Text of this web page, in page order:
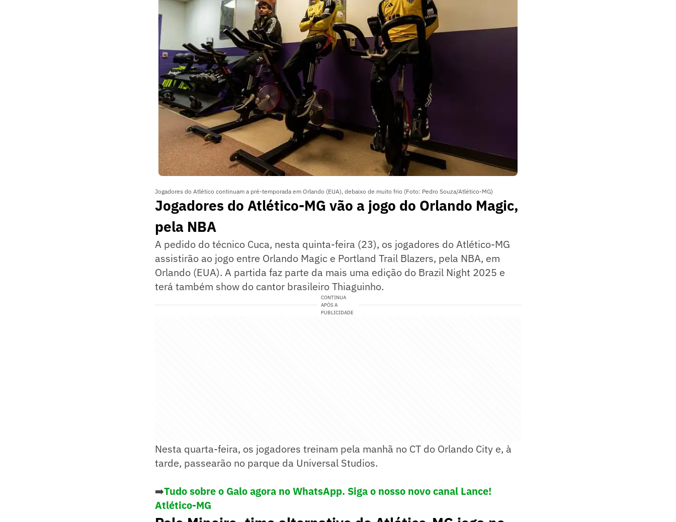
Jogadores do Atlético continuam a pré-temporada em Orlando (EUA), debaixo de muito frio (Foto: Pedro Souza/Atlético-MG)
Jogadores do Atlético-MG vão a jogo do Orlando Magic,
pela NBA
A pedido do técnico Cuca, nesta quinta-feira (23), os jogadores do Atlético-MG
assistirão ao jogo entre Orlando Magic e Portland Trail Blazers, pela NBA, em
Orlando (EUA). A partida faz parte da mais uma edição do Brazil Night 2025 e
terá também show do cantor brasileiro Thiaguinho.
CONTINUA
APÓS A
PUBLICIDADE
Nesta quarta-feira, os jogadores treinam pela manhã no CT do Orlando City e, à
tarde, passearão no parque da Universal Studios.
➡️Tudo sobre o Galo agora no WhatsApp. Siga o nosso novo canal Lance!
Atlético-MG